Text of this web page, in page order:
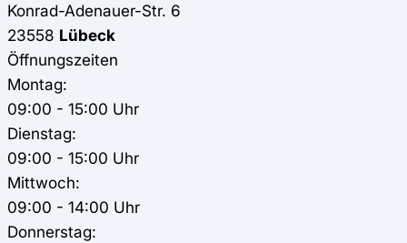
Konrad-Adenauer-Str. 6
23558 Lübeck
Öffnungszeiten
Montag:
09:00 - 15:00 Uhr
Dienstag:
09:00 - 15:00 Uhr
Mittwoch:
09:00 - 14:00 Uhr
Donnerstag: